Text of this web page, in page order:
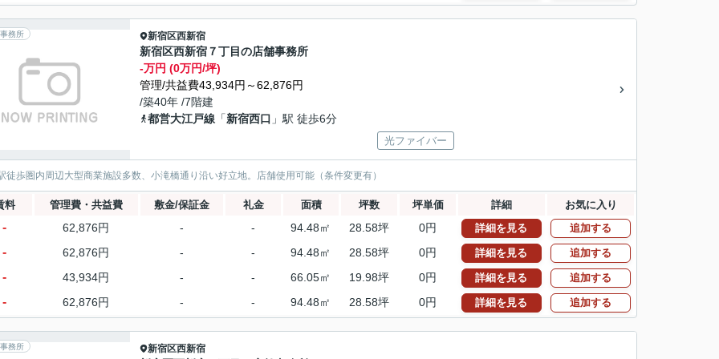
務所 新宿区西新宿
新宿区西新宿７丁目の店舗事務所
-万円 (0万円/坪)
管理/共益費43,934円～62,876円
/築40年 /7階建
都営大江戸線 「新宿西口 」駅 徒歩6分
光ファイバー
徒歩圏内周辺大型商業施設多数、小滝橋通り沿い好立地。店舗使用可能（条件変更有）
料 管理費・共益費 敷金/保証金 礼金 面積 坪数 坪単価 詳細 お気に入り
- 62,876円 - - 94.48㎡ 28.58坪 0円 詳細を見る 追加する
- 62,876円 - - 94.48㎡ 28.58坪 0円 詳細を見る 追加する
- 43,934円 - - 66.05㎡ 19.98坪 0円 詳細を見る 追加する
- 62,876円 - - 94.48㎡ 28.58坪 0円 詳細を見る 追加する
務所 新宿区西新宿